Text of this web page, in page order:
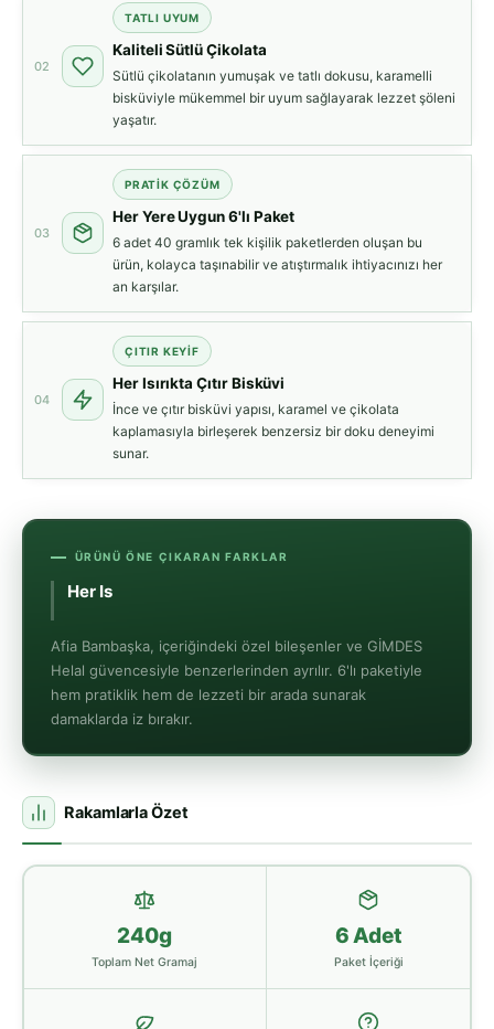
02
TATLI UYUM
Kaliteli Sütlü Çikolata
Sütlü çikolatanın yumuşak ve tatlı dokusu, karamelli
bisküviyle mükemmel bir uyum sağlayarak lezzet şöleni
yaşatır.
03
PRATIK ÇÖZÜM
Her Yere Uygun 6'lı Paket
6 adet 40 gramlık tek kişilik paketlerden oluşan bu
ürün, kolayca taşınabilir ve atıştırmalık ihtiyacınızı her
an karşılar.
04
ÇITIR KEYIF
Her Isırıkta Çıtır Bisküvi
İnce ve çıtır bisküvi yapısı, karamel ve çikolata
kaplamasıyla birleşerek benzersiz bir doku deneyimi
sunar.
ÜRÜNÜ ÖNE ÇIKARAN FARKLAR
Her Isırıkta Çıtır Bi
Afia Bambaşka, içeriğindeki özel bileşenler ve GİMDES
Helal güvencesiyle benzerlerinden ayrılır. 6'lı paketiyle
hem pratiklik hem de lezzeti bir arada sunarak
damaklarda iz bırakır.
Rakamlarla Özet
240g
Toplam Net Gramaj
6 Adet
Paket İçeriği